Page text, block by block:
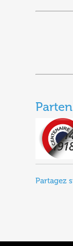
Partagez